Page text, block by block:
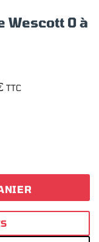
Wescott 0 à
TTC